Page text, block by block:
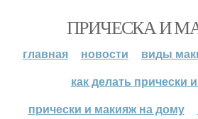
ПРИЧЕСКА И
главная новости
виды
как делать прически
прически и макияж на дому